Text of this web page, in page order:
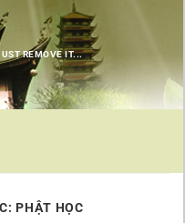
REMOVE IT...
PHẬT HỌC